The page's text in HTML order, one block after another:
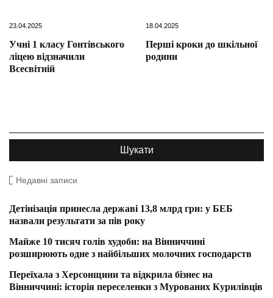
23.04.2025
Учні 1 класу Гонтівського
ліцею відзначили
Всесвітній
18.04.2025
Перші кроки до шкільної
родини
Недавні записи
Детінізація принесла державі 13,8 млрд грн: у БЕБ
назвали результати за пів року
Майже 10 тисяч голів худоби: на Вінниччині
розширюють одне з найбільших молочних господарств
Переїхала з Херсонщини та відкрила бізнес на
Вінниччині: історія переселенки з Мурованих Курилівців